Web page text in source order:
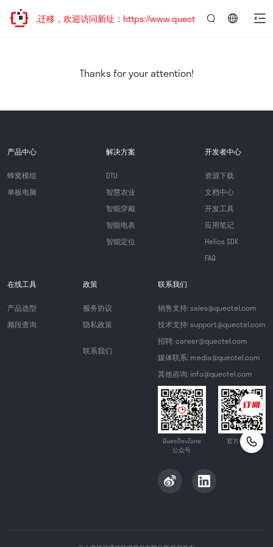
地址已迁移，欢迎访问新址：https://www.quectel.com.cn
Thanks for your attention!
产品中心
蜂窝模组
单板电脑
解决方案
DTU
智慧农业
智能穿戴
智能电表
智能定位
开发者中心
资源下载
文档中心
开发工具
应用笔记
Helios SDK
FAQ
在线工具
产品选型
频段查询
政策
服务协议
隐私政策
联系我们
联系我们
销售支持: sales@quectel.com
技术支持: support@quectel.com
招聘: career@quectel.com
媒体联系: media@quectel.com
其他咨询: info@quectel.com
QuecDevZone
公众号
官方公众号